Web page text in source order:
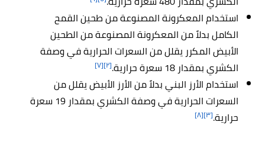
استخدام المعكرونة المصنوعة من طحين القمح
الكامل بدلاً من المعكرونة المصنوعة من الطحين
الأبيض المكرر يقلل من السعرات الحرارية في وصفة
الكشري بمقدار 18 سعرة حرارية.
[٢] [٧]
استخدام الأرز البني بدلاً من الأرز الأبيض يقلل من
السعرات الحرارية في وصفة الكشري بمقدار 19 سعرة
حرارية.[٣] [٨]